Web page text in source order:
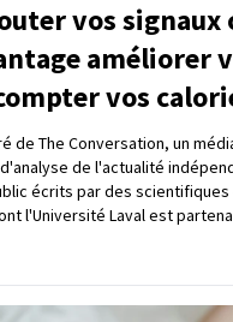
vos signaux
améliorer
vos
de The Conversation, un
de l'actualité
écrits par des
l'Université Laval est